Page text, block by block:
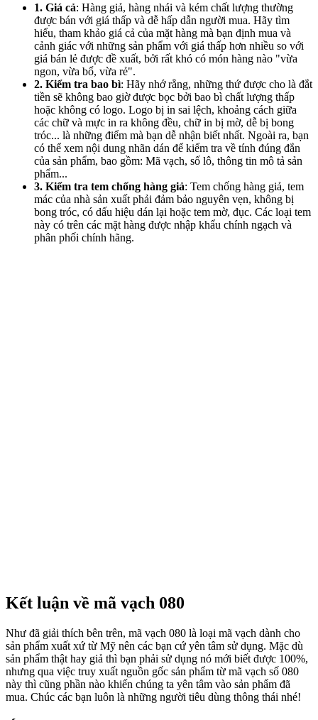
1. Giá cả: Hàng giả, hàng nhái và kém chất lượng thường
được bán với giá thấp và dễ hấp dẫn người mua. Hãy tìm
hiểu, tham khảo giá cả của mặt hàng mà bạn định mua và
cảnh giác với những sản phẩm với giá thấp hơn nhiều so với
giá bán lẻ được đề xuất, bởi rất khó có món hàng nào "vừa
ngon, vừa bổ, vừa rẻ".
2. Kiểm tra bao bì: Hãy nhớ rằng, những thứ được cho là đắt
tiền sẽ không bao giờ được bọc bởi bao bì chất lượng thấp
hoặc không có logo. Logo bị in sai lệch, khoảng cách giữa
các chữ và mực in ra không đều, chữ in bị mờ, dễ bị bong
tróc... là những điểm mà bạn dễ nhận biết nhất. Ngoài ra, bạn
có thể xem nội dung nhãn dán để kiểm tra về tính đúng đắn
của sản phẩm, bao gồm: Mã vạch, số lô, thông tin mô tả sản
phẩm...
3. Kiểm tra tem chống hàng giả: Tem chống hàng giả, tem
mác của nhà sản xuất phải đảm bảo nguyên vẹn, không bị
bong tróc, có dấu hiệu dán lại hoặc tem mờ, đục. Các loại tem
này có trên các mặt hàng được nhập khẩu chính ngạch và
phân phối chính hãng.
Kết luận về mã vạch 080
Như đã giải thích bên trên, mã vạch 080 là loại mã vạch dành cho
sản phẩm xuất xứ từ Mỹ nên các bạn cứ yên tâm sử dụng. Mặc dù
sản phẩm thật hay giả thì bạn phải sử dụng nó mới biết được 100%,
nhưng qua việc truy xuất nguồn gốc sản phẩm từ mã vạch số 080
này thì cũng phần nào khiến chúng ta yên tâm vào sản phẩm đã
mua. Chúc các bạn luôn là những người tiêu dùng thông thái nhé!